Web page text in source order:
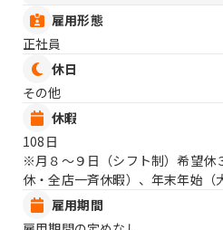
雇用形態
正社員
休日
その他
休暇
108日
※月８〜９日（シフト制）希望
休・全店一斉休暇）、年末年始（
雇用期間